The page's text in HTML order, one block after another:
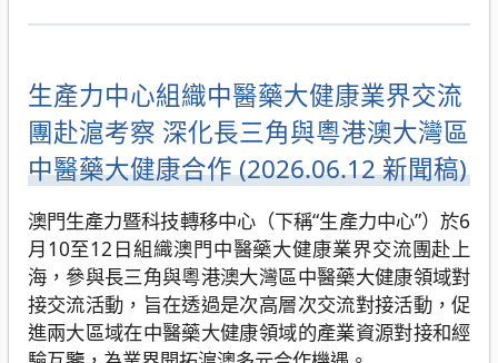
生產力中心組織中醫藥大健康業界交流
團赴滬考察 深化長三角與粵港澳大灣區
中醫藥大健康合作 (2026.06.12 新聞稿)
澳門生產力暨科技轉移中心（下稱“生產力中心”）於6
月10至12日組織澳門中醫藥大健康業界交流團赴上
海，參與長三角與粵港澳大灣區中醫藥大健康領域對
接交流活動，旨在透過是次高層次交流對接活動，促
進兩大區域在中醫藥大健康領域的產業資源對接和經